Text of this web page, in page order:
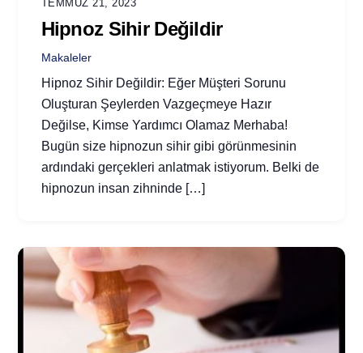
TEMMUZ 21, 2023
Hipnoz Sihir Değildir
Makaleler
Hipnoz Sihir Değildir: Eğer Müşteri Sorunu
Oluşturan Şeylerden Vazgeçmeye Hazır
Değilse, Kimse Yardımcı Olamaz Merhaba!
Bugün size hipnozun sihir gibi görünmesinin
ardındaki gerçekleri anlatmak istiyorum. Belki de
hipnozun insan zihninde […]